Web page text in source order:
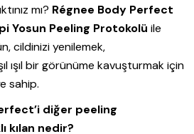
mı? Régnee Body Perfect
Yosun Peeling Protokolü ile
cildinizi yenilemek,
ışıl bir görünüme kavuşturmak için
sahip.
diğer peeling
kılan nedir?